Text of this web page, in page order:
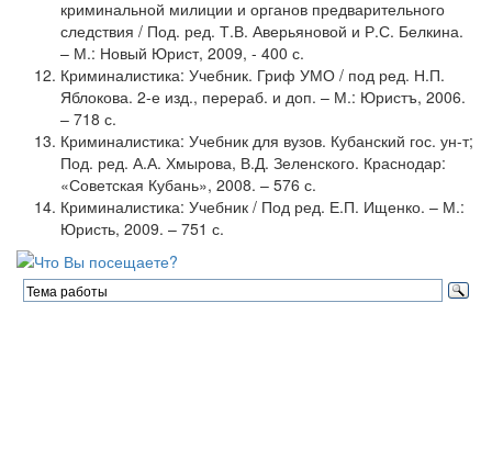
криминальной милиции и органов предварительного
следствия / Под. ред. Т.В. Аверьяновой и Р.С. Белкина.
– М.: Новый Юрист, 2009, - 400 с.
Криминалистика: Учебник. Гриф УМО / под ред. Н.П.
Яблокова. 2-е изд., перераб. и доп. – М.: Юристъ, 2006.
– 718 с.
Криминалистика: Учебник для вузов. Кубанский гос. ун-т;
Под. ред. А.А. Хмырова, В.Д. Зеленского. Краснодар:
«Советская Кубань», 2008. – 576 с.
Криминалистика: Учебник / Под ред. Е.П. Ищенко. – М.:
Юристь, 2009. – 751 с.